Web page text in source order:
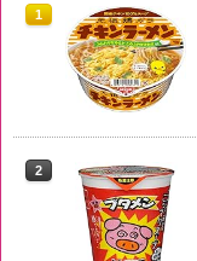
1
2
1
1
2